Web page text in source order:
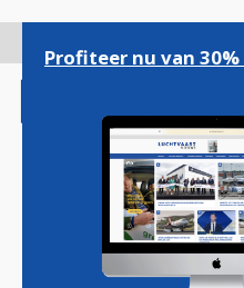
gaan
Magazine
Profiteer nu van